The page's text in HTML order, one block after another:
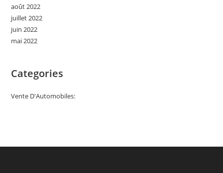
août 2022
juillet 2022
juin 2022
mai 2022
Categories
Vente D'Automobiles: